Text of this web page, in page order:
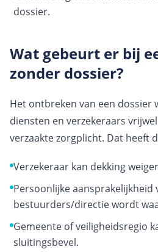
dossier.
Wat gebeurt er bij
zonder dossier?
Het ontbreken van een
diensten en verzekeraars
verzaakte zorgplicht. Dat heeft
Verzekeraar kan dekking
Persoonlijke aansprakelijkheid
bestuurders/directie wordt
Gemeente of veiligheidsregio
sluitings­bevel.